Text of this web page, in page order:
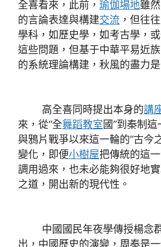
全喜看來，此前， 瑜伽場地雖
的言論表達與構建交流 ，但往
學科，如歷史學，如考古學，
這些問題，但基于中華平易近
的系統理論構建，秋風的盡力是
高全喜同時提出本身的講
來，從“全舞蹈教室國”到秦制這
與鴉片戰爭以來這一輪的“古今
變化，即便小樹屋把傳統的這
調用過來，也未必能夠很好地
之道，開出新的現代性。
中國國民年夜學傳授楊念群
出，中國歷史的演變，周秦是